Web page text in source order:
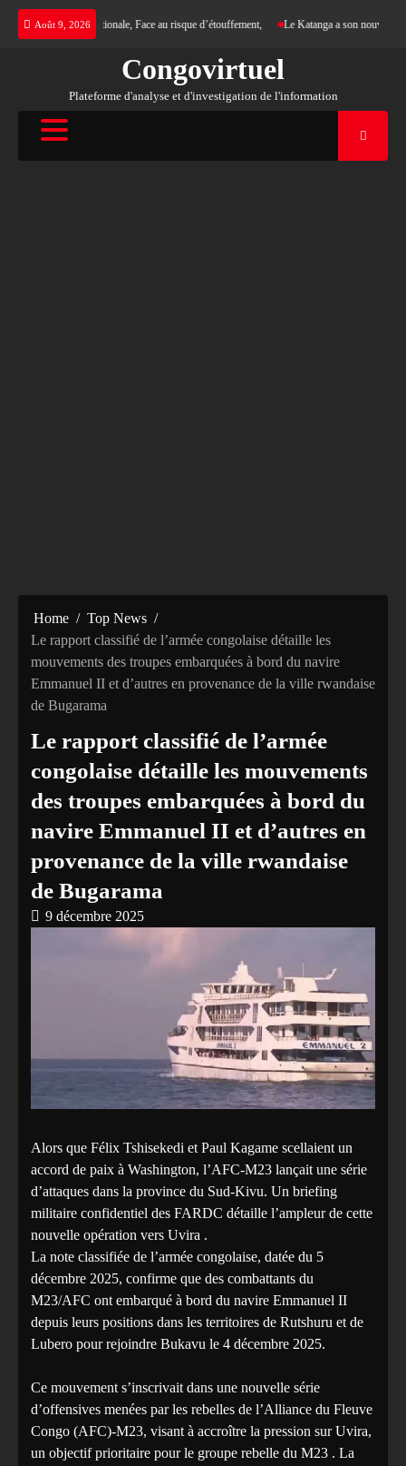
Skip
Août 9, 2026
justice internationale, Face au risque d’étouffement, Le Katanga a son nouveau Roi
Congovirtuel
Plateforme d'analyse et d'investigation de l'information
Home
Top News
Le rapport classifié de l’armée congolaise détaille les
mouvements des troupes embarquées à bord du navire
Emmanuel II et d’autres en provenance de la ville rwandaise
de Bugarama
Le rapport classifié de l’armée
congolaise détaille les mouvements
des troupes embarquées à bord du
navire Emmanuel II et d’autres en
provenance de la ville rwandaise
de Bugarama
9 décembre 2025
Alors que Félix Tshisekedi et Paul Kagame scellaient un
accord de paix à Washington, l’AFC-M23 lançait une série
d’attaques dans la province du Sud-Kivu. Un briefing
militaire confidentiel des FARDC détaille l’ampleur de cette
nouvelle opération vers Uvira .
La note classifiée de l’armée congolaise, datée du 5
décembre 2025, confirme que des combattants du
M23/AFC ont embarqué à bord du navire Emmanuel II
depuis leurs positions dans les territoires de Rutshuru et de
Lubero pour rejoindre Bukavu le 4 décembre 2025.
Ce mouvement s’inscrivait dans une nouvelle série
d’offensives menées par les rebelles de l’Alliance du Fleuve
Congo (AFC)-M23, visant à accroître la pression sur Uvira,
un objectif prioritaire pour le groupe rebelle du M23 . La